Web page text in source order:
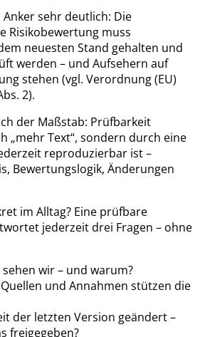
Anker sehr deutlich: Die
Risikobewertung muss
neuesten Stand gehalten und
werden – und Aufsehern auf
stehen (vgl. Verordnung (EU)
2).
der Maßstab: Prüfbarkeit
„mehr Text“, sondern durch eine
reproduzierbar ist –
Bewertungslogik, Änderungen
im Alltag? Eine prüfbare
jederzeit drei Fragen – ohne
sehen wir – und warum?
und Annahmen stützen die
der letzten Version geändert –
freigegeben?